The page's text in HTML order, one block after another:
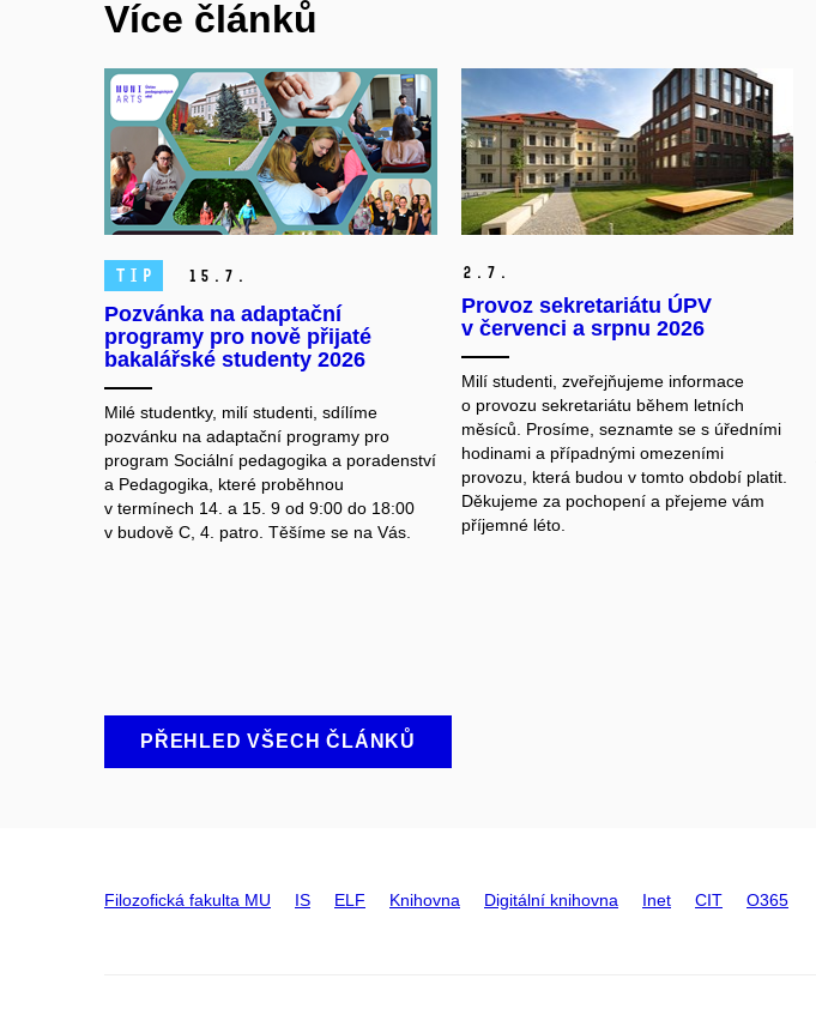
Více článků
TIP 15. 7.
Pozvánka na adaptační
programy pro nově přijaté
bakalářské studenty 2026
Milé studentky, milí studenti, sdílíme
pozvánku na adaptační programy pro
program Sociální pedagogika a poradenství
a Pedagogika, které proběhnou
v termínech 14. a 15. 9 od 9:00 do 18:00
v budově C, 4. patro. Těšíme se na Vás.
2. 7.
Provoz sekretariátu ÚPV
v červenci a srpnu 2026
Milí studenti, zveřejňujeme informace
o provozu sekretariátu během letních
měsíců. Prosíme, seznamte se s úředními
hodinami a případnými omezeními
provozu, která budou v tomto období platit.
Děkujeme za pochopení a přejeme vám
příjemné léto.
PŘEHLED VŠECH ČLÁNKŮ
Filozofická fakulta MU IS ELF Knihovna Digitální knihovna Inet CIT O365